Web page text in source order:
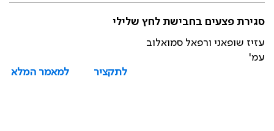
סגירת פצעים בחבישת לחץ שלילי
עזיז שופאני ורפאל סמואלוב
עמ'
לתקציר
למאמר המלא